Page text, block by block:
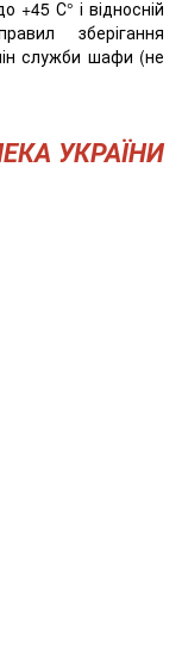
+45 С° і відносній
зберігання
служби шафи (не
УКРАЇНИ